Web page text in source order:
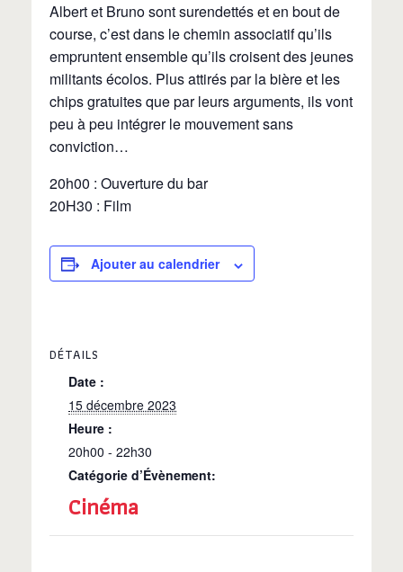
Albert et Bruno sont surendettés et en bout de
course, c’est dans le chemin associatif qu’ils
empruntent ensemble qu’ils croisent des jeunes
militants écolos. Plus attirés par la bière et les
chips gratuites que par leurs arguments, ils vont
peu à peu intégrer le mouvement sans
conviction…
20h00 : Ouverture du bar
20H30 : Film
Ajouter au calendrier
DÉTAILS
Date :
15 décembre 2023
Heure :
20h00 - 22h30
Catégorie d’Évènement:
Cinéma